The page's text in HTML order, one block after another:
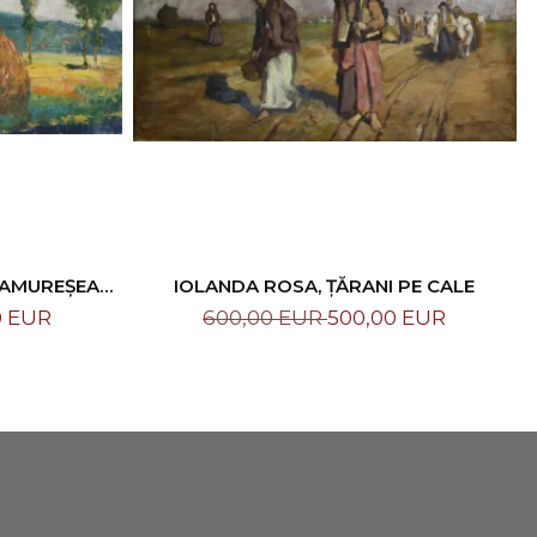
EUR
IOLANDA ROSA, ȚĂRANI PE CALE
600,00 EUR500,00 EUR